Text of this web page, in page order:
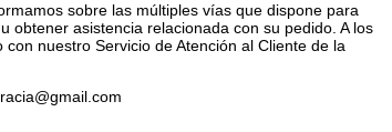
sobre las múltiples vías que dispone para
obtener asistencia relacionada con su pedido. A los
nuestro Servicio de Atención al Cliente de la